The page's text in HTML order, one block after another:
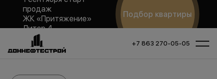
продаж
ЖК «Притяжение»
Литер 4
Подбор квартиры
+7 863 270-05-05